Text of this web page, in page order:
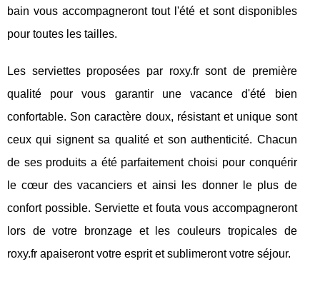
bain vous accompagneront tout l'été et sont disponibles
pour toutes les tailles.
Les serviettes proposées par roxy.fr sont de première
qualité pour vous garantir une vacance d'été bien
confortable. Son caractère doux, résistant et unique sont
ceux qui signent sa qualité et son authenticité. Chacun
de ses produits a été parfaitement choisi pour conquérir
le cœur des vacanciers et ainsi les donner le plus de
confort possible. Serviette et fouta vous accompagneront
lors de votre bronzage et les couleurs tropicales de
roxy.fr apaiseront votre esprit et sublimeront votre séjour.